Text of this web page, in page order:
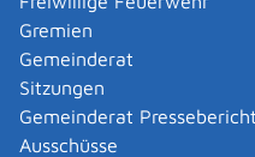
Gremien
Gemeinderat
Sitzungen
Gemeinderat
Ausschüsse
Jagd ausüben wollen.
Landratsamt Reutlingen
Leistungsdetails